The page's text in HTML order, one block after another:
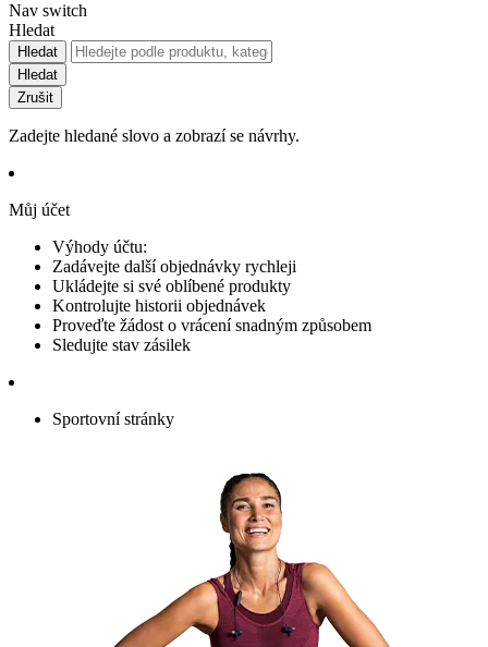
Nav switch
Hledat
Hledat
Hledat
Zrušit
Zadejte hledané slovo a zobrazí se návrhy.
Můj účet
Výhody účtu:
Zadávejte další objednávky rychleji
Ukládejte si své oblíbené produkty
Kontrolujte historii objednávek
Proveďte žádost o vrácení snadným způsobem
Sledujte stav zásilek
Sportovní stránky